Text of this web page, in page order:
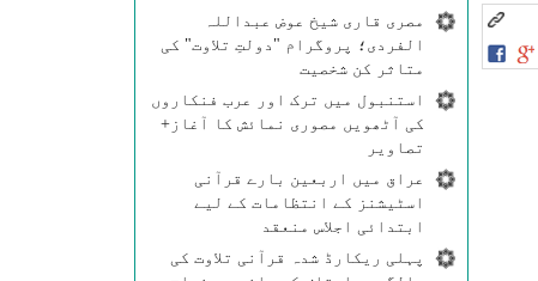
مصری قاری شیخ عوض عبداللہ
الفردی؛ پروگرام "دولتِ تلاوت" کی
متاثر کن شخصیت
استنبول میں ترک اور عرب فنکاروں
کی آٹھویں مصوری نمائش کا آغاز+
تصاویر
عراق میں اربعین بارے قرآنی
اسٹیشنز کے انتظامات کے لیے
ابتدائی اجلاس منعقد
پہلی ریکارڈ شدہ قرآنی تلاوت کی